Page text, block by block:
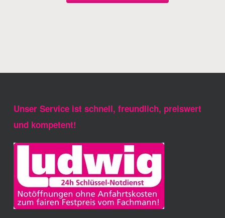
Unser Service ist schnell, freundlich, preiswert
und kompetent!